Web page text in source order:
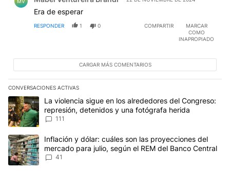
Era de esperar
RESPONDER 1 0 COMPARTIR
MARCAR
COMO
INAPROPIADO
CARGAR MÁS COMENTARIOS
CONVERSACIONES ACTIVAS
Este listado muestra los artículos con más comentarios en los
Un artículo de tendencia con el título "La violencia sigue en los
La violencia sigue en los alrededores del Congreso:
represión, detenidos y una fotógrafa herida
111
Un artículo de tendencia con el título "Inflación y dólar: cuáles
Inflación y dólar: cuáles son las proyecciones del
mercado para julio, según el REM del Banco Central
41